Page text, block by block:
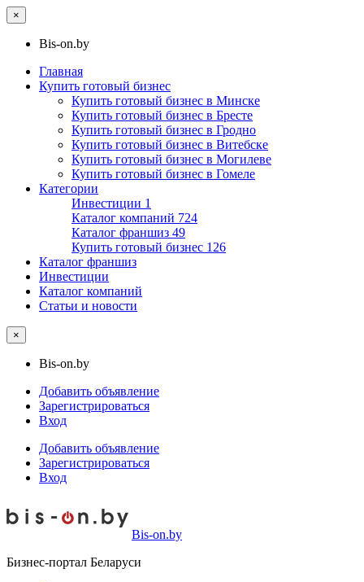
×
Bis-on.by
Главная
Купить готовый бизнес
Купить готовый бизнес в Минске
Купить готовый бизнес в Бресте
Купить готовый бизнес в Гродно
Купить готовый бизнес в Витебске
Купить готовый бизнес в Могилеве
Купить готовый бизнес в Гомеле
Категории
Инвестиции 1
Каталог компаний 724
Каталог франшиз 49
Купить готовый бизнес 126
Каталог франшиз
Инвестиции
Каталог компаний
Статьи и новости
×
Bis-on.by
Добавить объявление
Зарегистрироваться
Вход
Добавить объявление
Зарегистрироваться
Вход
Bis-on.by
Бизнес-портал Беларуси